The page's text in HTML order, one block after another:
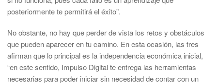
posteriormente te permitirá el éxito”.
No obstante, no hay que perder de vista los retos y obstáculos
que pueden aparecer en tu camino. En esta ocasión, las tres
afirman que lo principal es la independencia económica inicial,
“en este sentido, Impulso Digital te entrega las herramientas
necesarias para poder iniciar sin necesidad de contar con un